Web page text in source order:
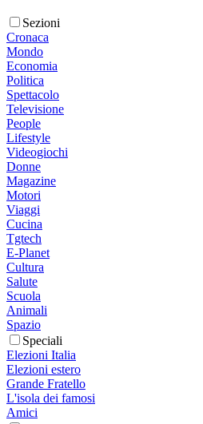
Sezioni
Cronaca
Mondo
Economia
Politica
Spettacolo
Televisione
People
Lifestyle
Videogiochi
Donne
Magazine
Motori
Viaggi
Cucina
Tgtech
E-Planet
Cultura
Salute
Scuola
Animali
Spazio
Speciali
Elezioni Italia
Elezioni estero
Grande Fratello
L'isola dei famosi
Amici